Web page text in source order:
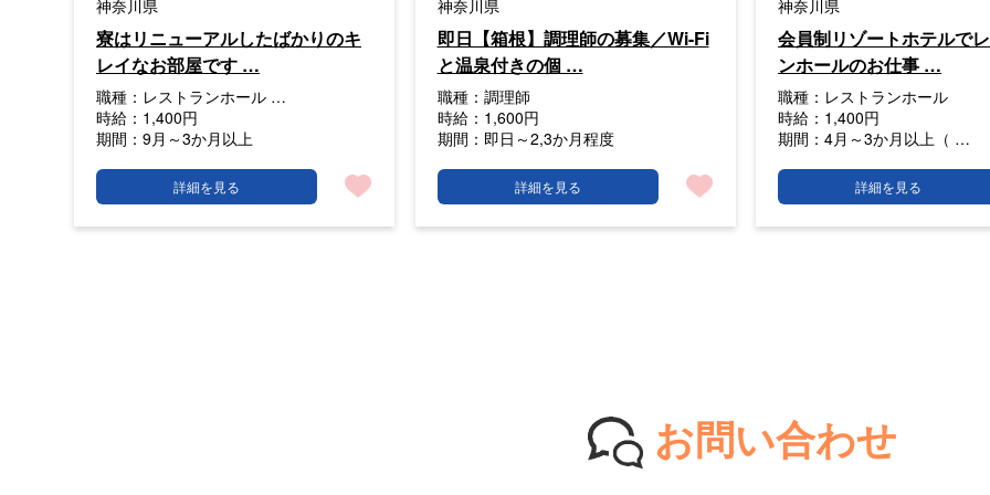
神奈川県
寮はリニューアルしたばかりのキ
レイなお部屋です …
職種： レストランホール …
時給： 1,400円
期間： 9月～3か月以上
詳細を見る
神奈川県
即日【箱根】調理師の募集／Wi-Fi
と温泉付きの個 …
職種： 調理師
時給： 1,600円
期間： 即日～2,3か月程度
詳細を見る
神奈川県
会員制リゾートホテルで
ンホールのお仕事 …
職種： レストランホール
時給： 1,400円
期間：4月～3か月以上（ …
詳細を見る
お問い合わせ